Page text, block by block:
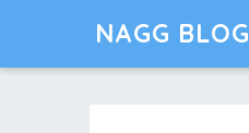
NAGG BLOG